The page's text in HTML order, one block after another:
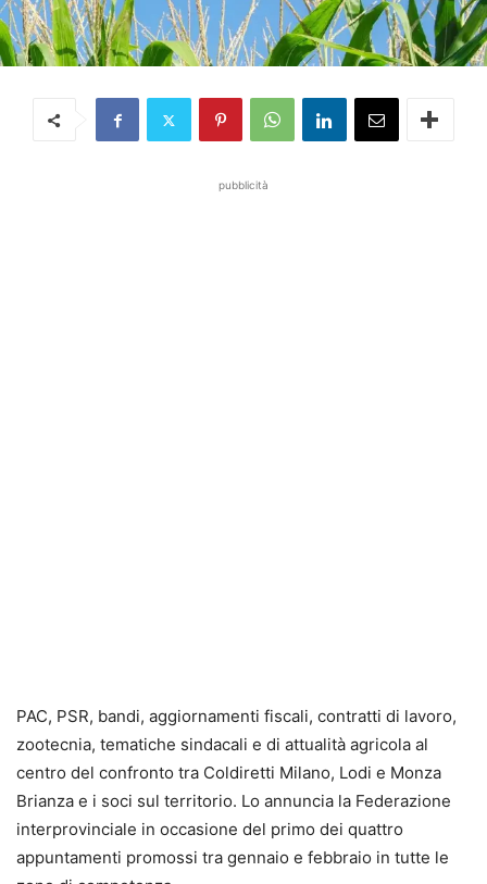
pubblicità
PAC, PSR, bandi, aggiornamenti fiscali, contratti di lavoro,
zootecnia, tematiche sindacali e di attualità agricola al
centro del confronto tra Coldiretti Milano, Lodi e Monza
Brianza e i soci sul territorio. Lo annuncia la Federazione
interprovinciale in occasione del primo dei quattro
appuntamenti promossi tra gennaio e febbraio in tutte le